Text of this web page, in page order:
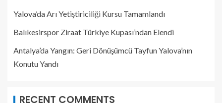
Yalova’da Arı Yetiştiriciliği Kursu Tamamlandı
Balıkesirspor Ziraat Türkiye Kupası’ndan Elendi
Antalya’da Yangın: Geri Dönüşümcü Tayfun Yalova’nın
Konutu Yandı
RECENT COMMENTS